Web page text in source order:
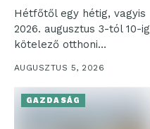
Hétfőtől egy hétig, vagyis
2026. augusztus 3-tól 10-ig
kötelező otthoni
AUGUSZTUS 5, 2026
GAZDASÁG